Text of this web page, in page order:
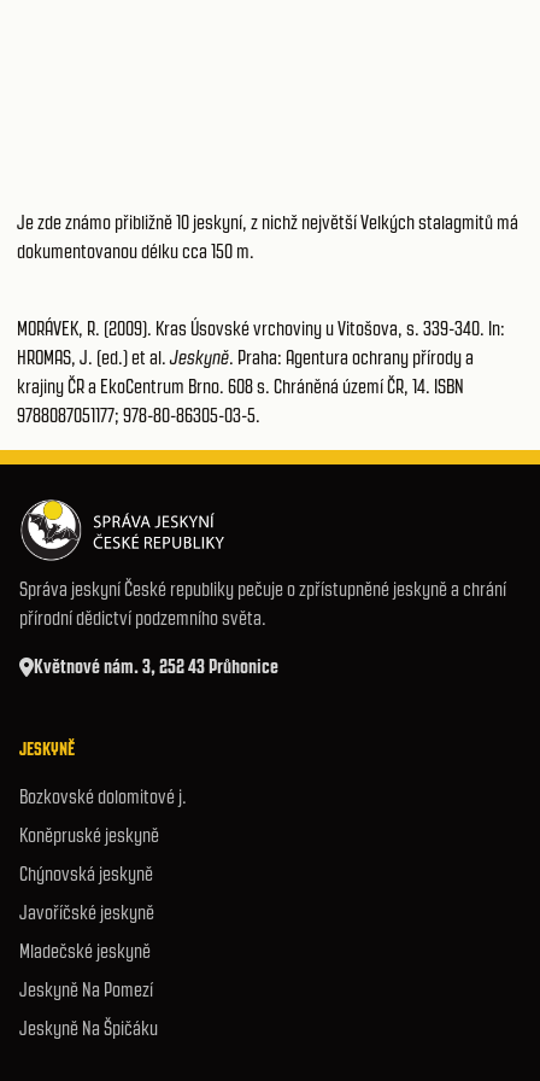
Je zde známo přibližně 10 jeskyní, z nichž největší Velkých stalagmitů má
dokumentovanou délku cca 150 m.
MORÁVEK, R. (2009). Kras Úsovské vrchoviny u Vitošova, s. 339-340. In:
HROMAS, J. (ed.) et al.Jeskyně. Praha: Agentura ochrany přírody a
krajiny ČR a EkoCentrum Brno. 608 s. Chráněná území ČR, 14. ISBN
9788087051177; 978-80-86305-03-5.
Správa jeskyní České republiky pečuje o zpřístupněné jeskyně a chrání
přírodní dědictví podzemního světa.
Květnové nám. 3, 252 43 Průhonice
JESKYNĚ
Bozkovské dolomitové j.
Koněpruské jeskyně
Chýnovská jeskyně
Javoříčské jeskyně
Mladečské jeskyně
Jeskyně Na Pomezí
Jeskyně Na Špičáku